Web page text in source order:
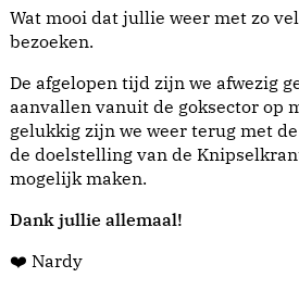
Wat mooi dat jullie weer met zo
bezoeken.
De afgelopen tijd zijn we afwezig
aanvallen vanuit de goksector op
gelukkig zijn we weer terug met
de doelstelling van de
mogelijk maken.
Dank jullie allemaal!
❤️ Nardy